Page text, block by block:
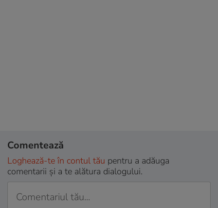
Comentează
Loghează-te în contul tău pentru a adăuga
comentarii și a te alătura dialogului.